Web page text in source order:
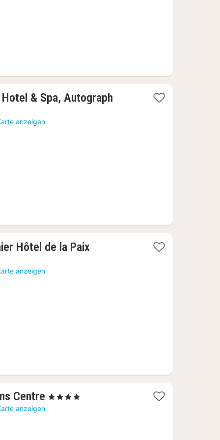
& Spa, Autograph
anzeigen
Hôtel de la Paix
anzeigen
Centre 1
, 4 Sterne
anzeigen